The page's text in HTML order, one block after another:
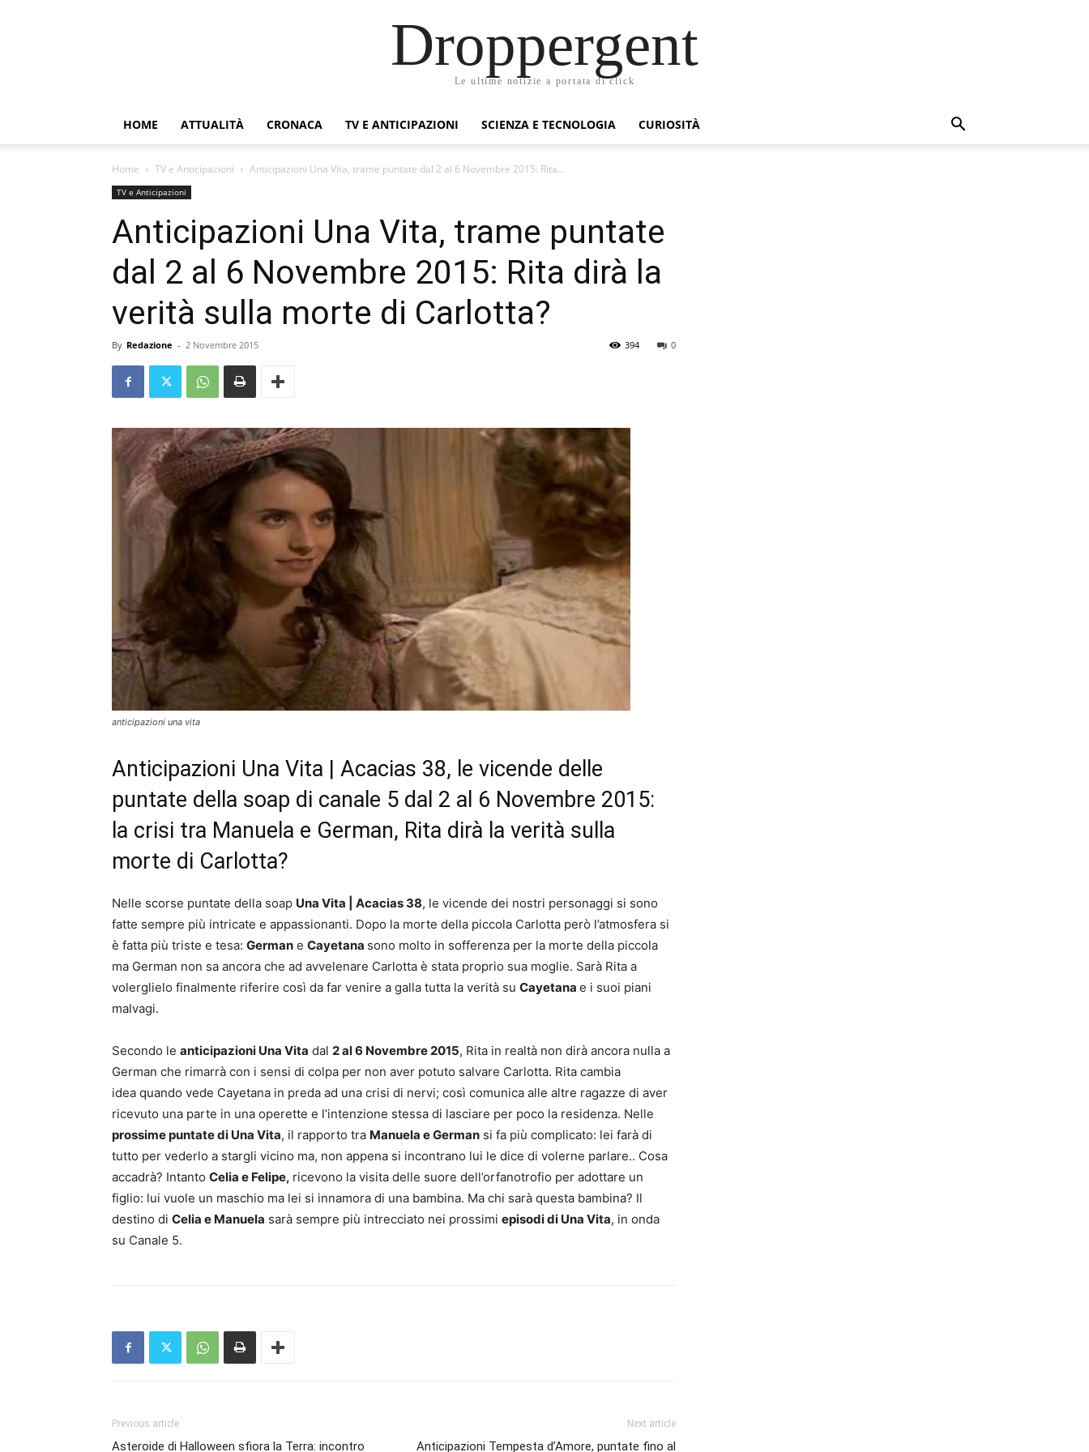
Droppergent
Le ultime notizie a portata di click
HOME ATTUALITÀ CRONACA TV E ANTICIPAZIONI SCIENZA E TECNOLOGIA CURIOSITÀ
Home TV e Anticipazioni Anticipazioni Una Vita, trame puntate dal 2 al 6 Novembre 2015: Rita...
TV e Anticipazioni
Anticipazioni Una Vita, trame puntate
dal 2 al 6 Novembre 2015: Rita dirà la
verità sulla morte di Carlotta?
By Redazione - 2 Novembre 2015 0
394
anticipazioni una vita
Anticipazioni Una Vita | Acacias 38, le vicende delle
puntate della soap di canale 5 dal 2 al 6 Novembre 2015:
la crisi tra Manuela e German, Rita dirà la verità sulla
morte di Carlotta?
Nelle scorse puntate della soap Una Vita | Acacias 38, le vicende dei nostri personaggi si sono
fatte sempre più intricate e appassionanti. Dopo la morte della piccola Carlotta però l’atmosfera si
è fatta più triste e tesa: German e Cayetana sono molto in sofferenza per la morte della piccola
ma German non sa ancora che ad avvelenare Carlotta è stata proprio sua moglie. Sarà Rita a
volerglielo finalmente riferire così da far venire a galla tutta la verità su Cayetana e i suoi piani
malvagi.
Secondo le anticipazioni Una Vita dal 2 al 6 Novembre 2015, Rita in realtà non dirà ancora nulla a
German che rimarrà con i sensi di colpa per non aver potuto salvare Carlotta. Rita cambia
idea quando vede Cayetana in preda ad una crisi di nervi; così comunica alle altre ragazze di aver
ricevuto una parte in una operette e l’intenzione stessa di lasciare per poco la residenza. Nelle
prossime puntate di Una Vita, il rapporto tra Manuela e German si fa più complicato: lei farà di
tutto per vederlo a stargli vicino ma, non appena si incontrano lui le dice di volerne parlare.. Cosa
accadrà? Intanto Celia e Felipe, ricevono la visita delle suore dell’orfanotrofio per adottare un
figlio: lui vuole un maschio ma lei si innamora di una bambina. Ma chi sarà questa bambina? Il
destino di Celia e Manuela sarà sempre più intrecciato nei prossimi episodi di Una Vita, in onda
su Canale 5.
Previous article
Asteroide di Halloween sfiora la Terra: incontro
Next article
Anticipazioni Tempesta d’Amore, puntate fino al